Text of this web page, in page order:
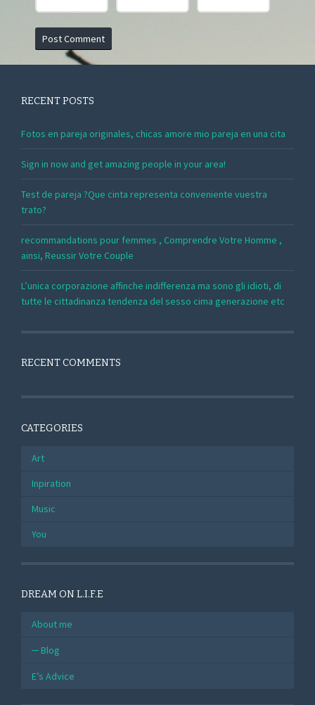
RECENT POSTS
Fotos en pareja originales, chicas amore mio pareja en una cita
Sign in now and get amazing people in your area!
Test de pareja ?Que cinta representa conveniente vuestra
trato?
recommandations pour femmes , Comprendre Votre Homme ,
ainsi, Reussir Votre Couple
L’unica corporazione affinche indifferenza ma sono gli idioti, di
tutte le cittadinanza tendenza del sesso cima generazione etc
RECENT COMMENTS
CATEGORIES
Art
Inpiration
Music
You
DREAM ON L.I.F.E
About me
Blog
E’s Advice